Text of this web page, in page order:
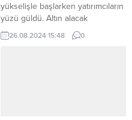
yükselişle başlarken yatırımcıların
yüzü güldü. Altın alacak
düğüncüler ise fiyatların
düşeceğinden umutsuz. BURSA
26.08.2024 15:48 0